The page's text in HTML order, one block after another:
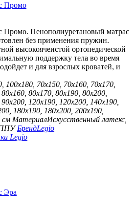
Промо
Промо. Пенополиуретановый матрас
без применения пружин.
высокоячеистой ортопедической
поддержку тела во время
и для взрослых кроватей, и
100х180, 70х150, 70х160, 70х170,
80х170, 80х190, 80х200,
120х190, 120х200, 140х190,
180х190, 180х200, 200х190,
см МатериалИскусственный латекс,
ППУ БрендLegio
Legio
Эра